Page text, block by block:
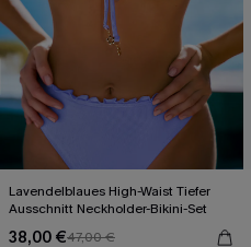
Lavendelblaues High-Waist Tiefer
Ausschnitt Neckholder-Bikini-Set
38,00 €47,00 €